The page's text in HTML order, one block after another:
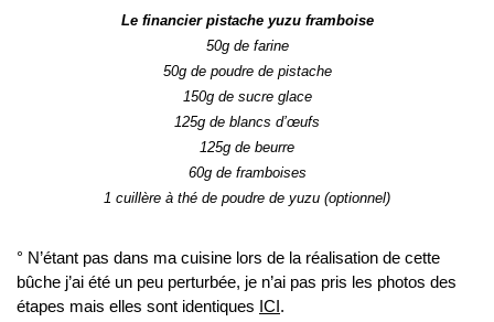
Le financier pistache yuzu framboise
50g de farine
50g de poudre de pistache
150g de sucre glace
125g de blancs d’œufs
125g de beurre
60g de framboises
1 cuillère à thé de poudre de yuzu (optionnel)
° N’étant pas dans ma cuisine lors de la réalisation de cette
bûche j’ai été un peu perturbée, je n’ai pas pris les photos des
étapes mais elles sont identiques ICI.